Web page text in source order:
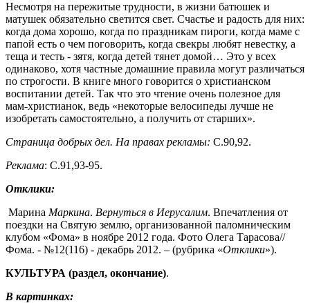
Несмотря на пережитые трудности, в жизни батюшек и
матушек обязательно светится свет. Счастье и радость для них:
когда дома хорошо, когда по праздникам пироги, когда маме с
папой есть о чем поговорить, когда свекры любят невестку, а
теща и тесть - зятя, когда детей тянет домой… Это у всех
одинаково, хотя частные домашние правила могут различаться
по строгости. В книге много говорится о христианском
воспитании детей. Так что это чтение очень полезное для
мам-христианок, ведь «некоторые велосипеды лучше не
изобретать самостоятельно, а получить от старших».
Страница добрых дел. На правах рекламы: С.90,92.
Реклама: С.91,93-95.
Отклики:
Марина Маркина. Вернуться в Иерусалим. Впечатления от
поездки на Святую землю, организованной паломническим
клубом «Фома» в ноябре 2012 года. Фото Олега Тарасова//
Фома. - №12(116) - декабрь 2012. – (рубрика «Отклики»).
КУЛЬТУРА (раздел, окончание).
В картинках: